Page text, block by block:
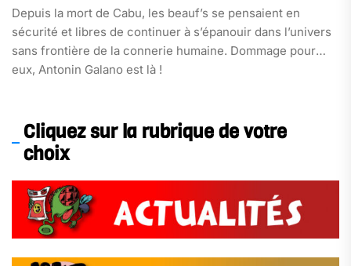
Depuis la mort de Cabu, les beauf’s se pensaient en
sécurité et libres de continuer à s’épanouir dans l’univers
sans frontière de la connerie humaine. Dommage pour
eux, Antonin Galano est là !
Cliquez sur la rubrique de votre
choix